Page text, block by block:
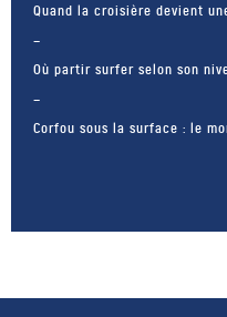
Quand la croisière devient
Où partir surfer selon son
Corfou sous la surface : le